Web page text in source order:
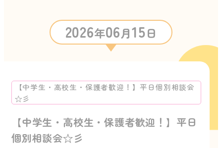
2026年06月15日
【中学生・高校生・保護者歓迎！】平日
個別相談会☆彡
【中学生・高校生・保護者歓迎！】平日個別相談会
☆彡